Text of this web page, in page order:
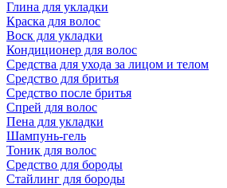
Глина для укладки
Краска для волос
Воск для укладки
Кондиционер для волос
Средства для ухода за лицом и телом
Средство для бритья
Средство после бритья
Спрей для волос
Пена для укладки
Шампунь-гель
Тоник для волос
Средство для бороды
Стайлинг для бороды